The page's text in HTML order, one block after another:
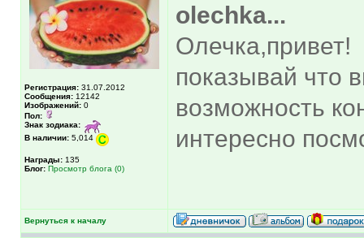
Регистрация: 31.07.2012
Сообщения: 12142
Изображений: 0
Пол:
Знак зодиака:
В наличии: 5,014
Награды: 135
Блог: Просмотр блога (0)
olechka...
Олечка,привет!
показывай что
возможность
интересно
Вернуться к началу